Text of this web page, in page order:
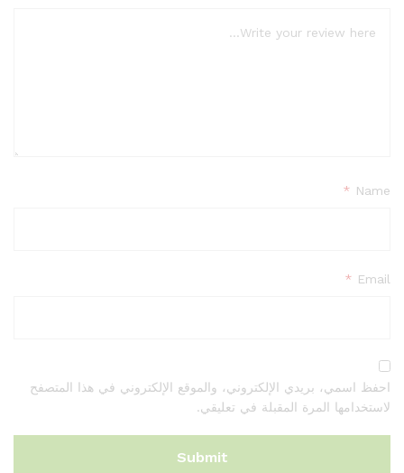
Name
*
Email
*
احفظ اسمي، بريدي الإلكتروني، والموقع الإلكتروني في هذا المتصفح
لاستخدامها المرة المقبلة في تعليقي.